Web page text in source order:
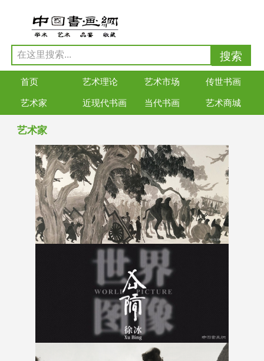
首页 艺术理论 艺术市场 传世书画
艺术家 近现代书画 当代书画 艺术商城
艺术家